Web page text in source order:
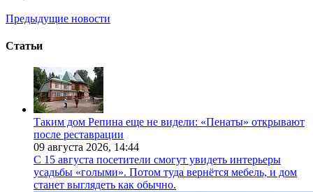
Предыдущие новости
Статьи
Таким дом Репина еще не видели: «Пенаты» открывают
после реставрации
09 августа 2026, 14:44
С 15 августа посетители смогут увидеть интерьеры
усадьбы «голыми». Потом туда вернётся мебель, и дом
станет выглядеть как обычно.